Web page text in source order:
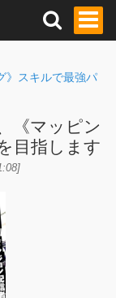
》スキルで最強パ
《マッピン
目指します